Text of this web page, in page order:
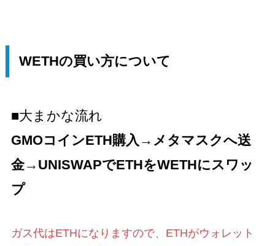
WETHの買い方について
■大まかな流れ
GMOコインETH購入→メタマスクへ送
金→UNISWAPでETHをWETHにスワッ
プ
ガス代はETHになりますので、ETHがウォレット